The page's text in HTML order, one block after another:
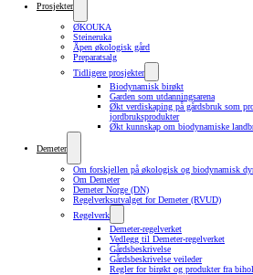
Prosjekter
ØKOUKA
Steineruka
Åpen økologisk gård
Preparatsalg
Tidligere prosjekter
Biodynamisk birøkt
Garden som utdanningsarena
Økt verdiskaping på gårdsbruk som
jordbruksprodukter
Økt kunnskap om biodynamiske
Demeter
Om forskjellen på økologisk og biodynamisk
Om Demeter
Demeter Norge (DN)
Regelverksutvalget for Demeter (RVUD)
Regelverk
Demeter-regelverket
Vedlegg til Demeter-regelverket
Gårdsbeskrivelse
Gårdsbeskrivelse veileder
Regler for birøkt og produkter fra